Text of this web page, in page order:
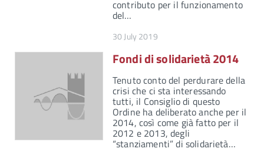
contributo per il funzionamento
del…
30 July 2019
Fondi di solidarietà 2014
Tenuto conto del perdurare della
crisi che ci sta interessando
tutti, il Consiglio di questo
Ordine ha deliberato anche per il
2014, così come già fatto per il
2012 e 2013, degli
“stanziamenti” di solidarietà…